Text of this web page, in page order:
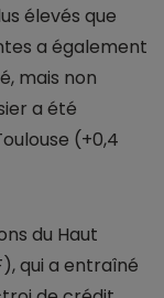
élevés que
a également
mais non
a été
(+0,4
du Haut
qui a entraîné